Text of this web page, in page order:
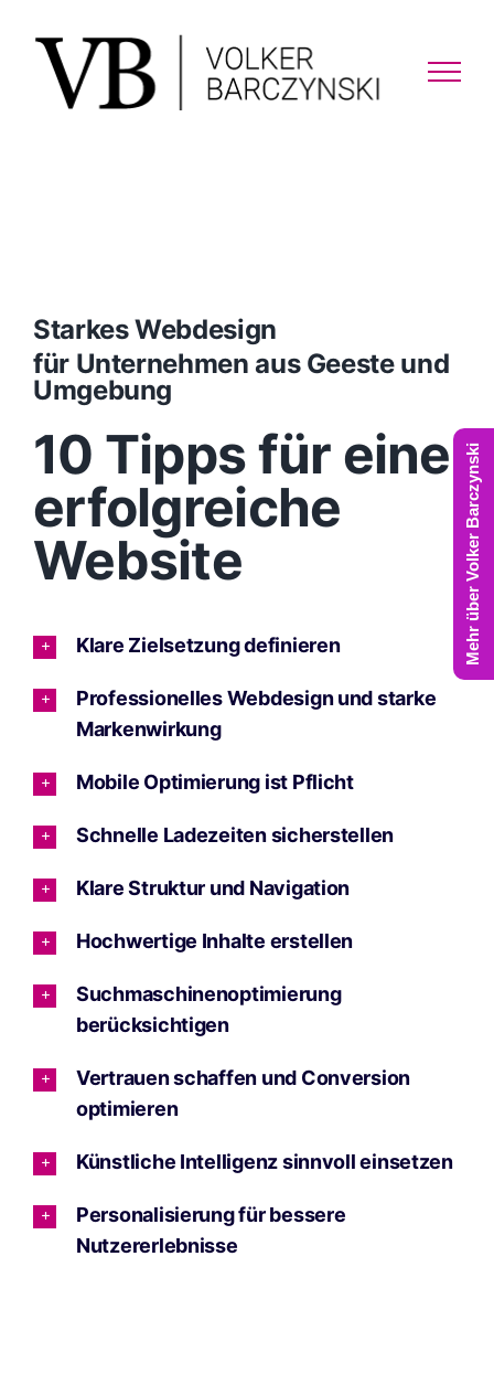
content
Starkes Webdesign
für Unternehmen aus Geeste und
Umgebung
10 Tipps für eine
erfolgreiche
Website
Klare Zielsetzung definieren
Professionelles Webdesign und starke
Markenwirkung
Mobile Optimierung ist Pflicht
Schnelle Ladezeiten sicherstellen
Klare Struktur und Navigation
Hochwertige Inhalte erstellen
Suchmaschinenoptimierung
berücksichtigen
Vertrauen schaffen und Conversion
optimieren
Künstliche Intelligenz sinnvoll einsetzen
Personalisierung für bessere
Nutzererlebnisse
Mehr über Volker Barczynski